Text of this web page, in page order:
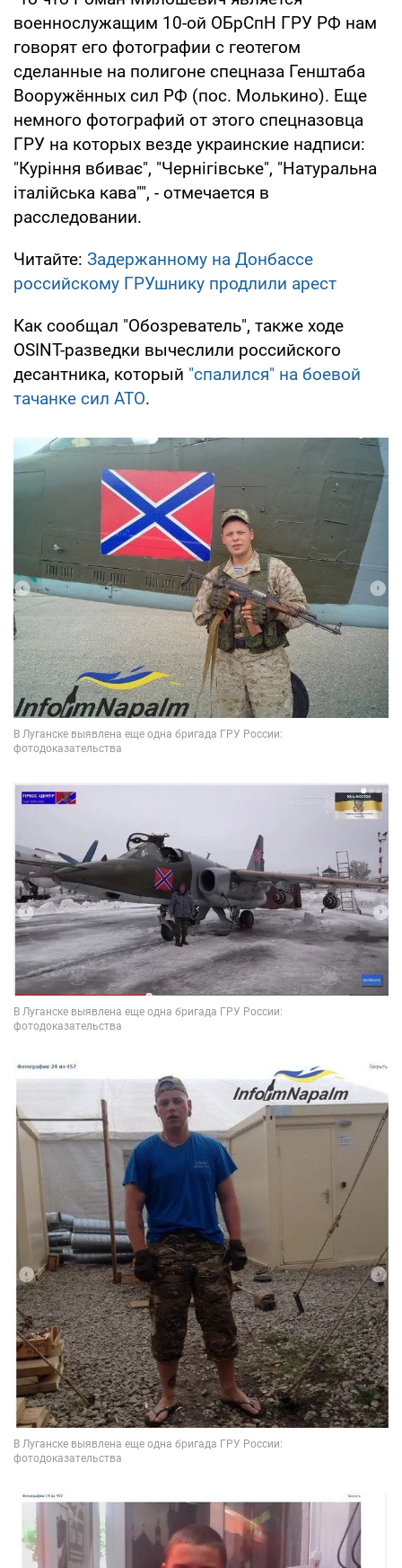
военнослужащим 10-ой ОБрСпН ГРУ РФ нам
говорят его фотографии с геотегом
сделанные на полигоне спецназа Генштаба
Вооружённых сил РФ (пос. Молькино). Еще
немного фотографий от этого спецназовца
ГРУ на которых везде украинские надписи:
"Куріння вбиває", "Чернігівське", "Натуральна
італійська кава"", - отмечается в
расследовании.
Читайте: Задержанному на Донбассе
российскому ГРУшнику продлили арест
Как сообщал "Обозреватель", также ходе
OSINT-разведки вычеслили российского
десантника, который "спалился" на боевой
тачанке сил АТО.